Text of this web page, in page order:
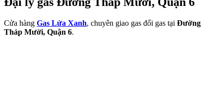
Cửa hàng Gas Lửa Xanh, chuyên giao gas đổi gas tại Đường
Tháp Mười, Quận 6.